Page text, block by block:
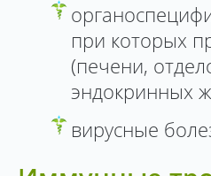
при которых
(печени,
эндокринных
вирусные